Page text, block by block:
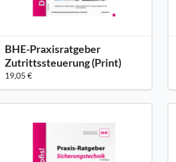
BHE-Praxisratgeber
Zutrittssteuerung (Print)
19,05 €